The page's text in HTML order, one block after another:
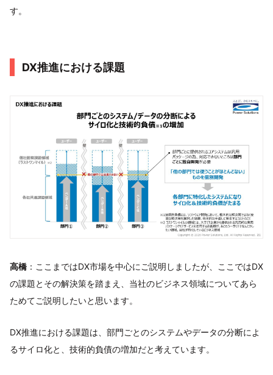
す。
DX推進における課題
高橋 ：ここまではDX市場を中心にご説明しましたが、ここではDX
の課題とその解決策を踏まえ、当社のビジネス領域についてあら
ためてご説明したいと思います。
DX推進における課題は、部門ごとのシステムやデータの分断によ
るサイロ化と、技術的負債の増加だと考えています。